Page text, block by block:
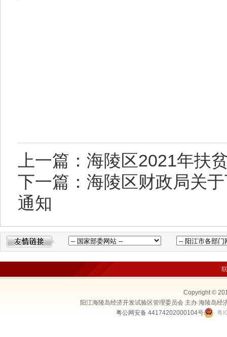
上一篇：海陵区2021年扶
下一篇：海陵区财政局关
通知
Copyright ©
阳江海陵岛经济开发试验区管理委员会 主办 海陵岛
粤公网安备 44174202000104号
粤